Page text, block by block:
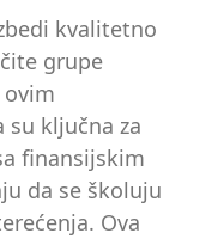
kvalitetno
grupe
su ključna za
finansijskim
da se školuju
Ova